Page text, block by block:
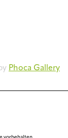
Phoca Gallery